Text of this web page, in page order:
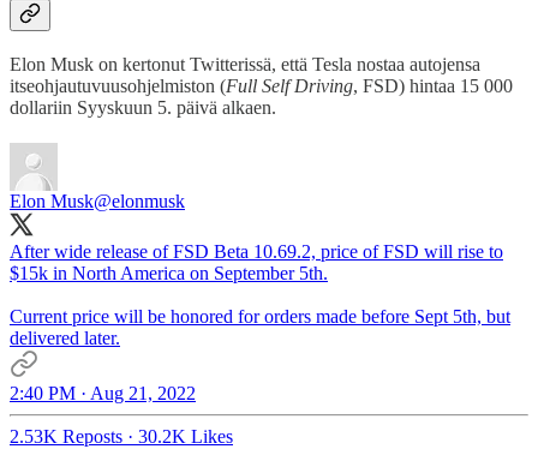
Elon Musk on kertonut Twitterissä, että Tesla nostaa autojensa
itseohjautuvuusohjelmiston (Full Self Driving, FSD) hintaa 15 000
dollariin Syyskuun 5. päivä alkaen.
Elon Musk@elonmusk
After wide release of FSD Beta 10.69.2, price of FSD will rise to
$15k in North America on September 5th.
Current price will be honored for orders made before Sept 5th, but
delivered later.
2:40 PM · Aug 21, 2022
2.53K Reposts · 30.2K Likes